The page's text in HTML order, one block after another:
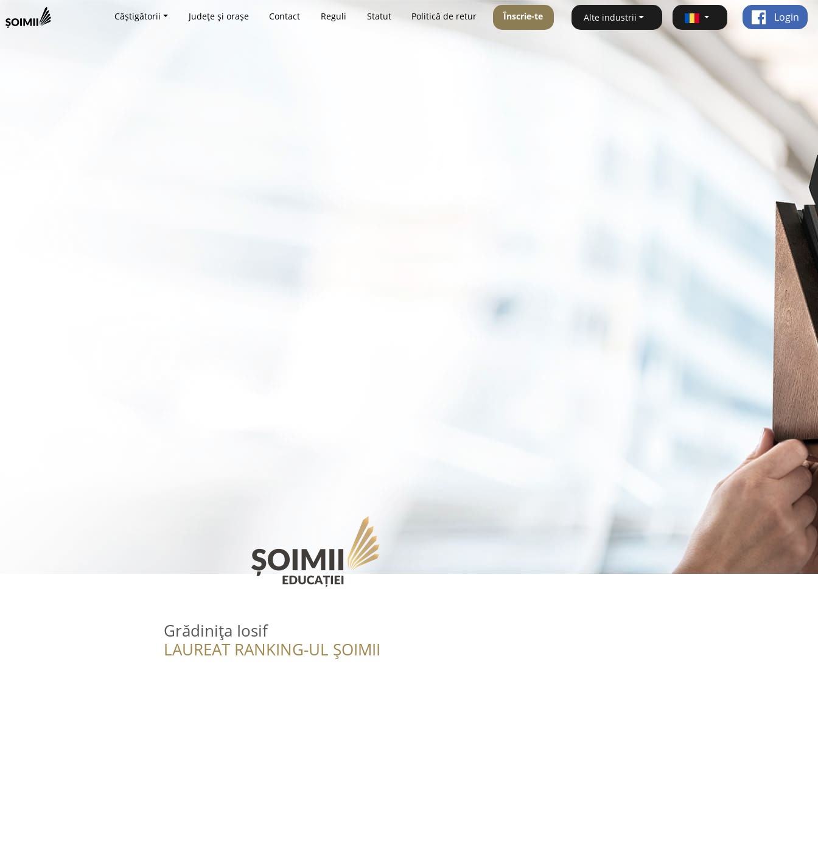
Câștigătorii Județe și orașe Contact Reguli Statut Politică de retur Înscrie-te Alte industrii Login
Grădinița Iosif
LAUREAT RANKING-UL ȘOIMII